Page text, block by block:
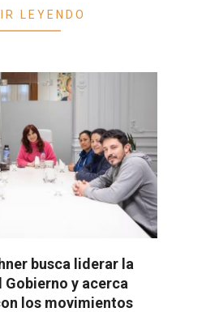
LEYENDO
busca liderar la
Gobierno y acerca
los movimientos